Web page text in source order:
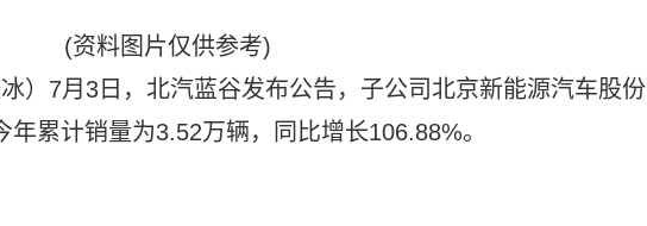
(资料图片仅供参考)
）7月3日，北汽蓝谷发布公告，子公司北京新能源汽车股份
累计销量为3.52万辆，同比增长106.88%。